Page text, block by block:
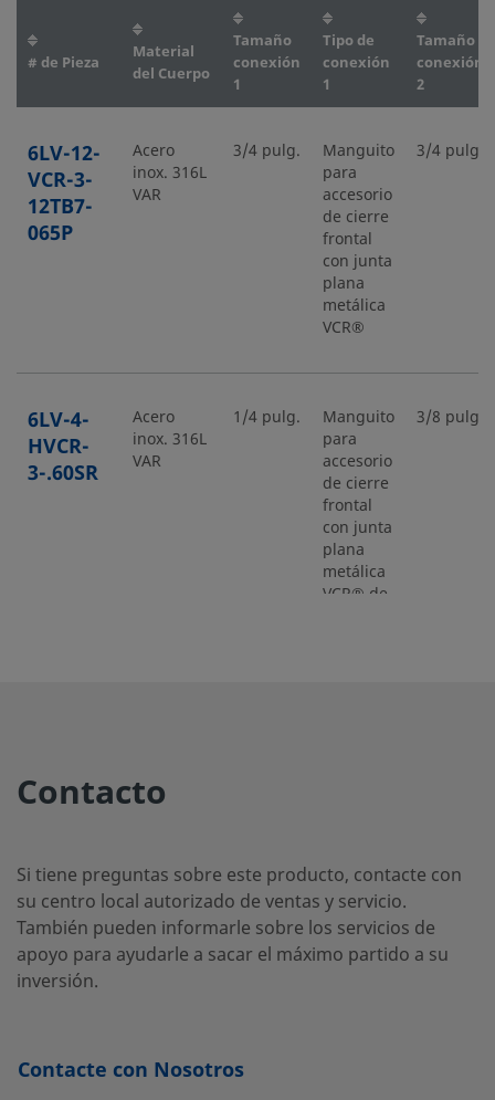
# de Pieza
Material
del Cuerpo
Tamaño
conexión
1
Tipo de
conexión
1
Tamaño
conexión
2
6LV-12-
VCR-3-
12TB7-
065P
Acero
inox. 316L
VAR
3/4 pulg.
Manguito
para
accesorio
de cierre
frontal
con junta
plana
metálica
VCR®
3/4 pulg.
6LV-4-
HVCR-
3-.60SR
Acero
inox. 316L
VAR
1/4 pulg.
Manguito
para
accesorio
de cierre
frontal
con junta
plana
metálica
VCR® de
3/8 pulg.
3-.60SRP
metálica
VCR® de
alto
caudal
HVCR-3-
inox. 316L
VAR
Contacto
Si tiene preguntas sobre este producto, contacte con
su centro local autorizado de ventas y servicio.
También pueden informarle sobre los servicios de
apoyo para ayudarle a sacar el máximo partido a su
inversión.
Contacte con Nosotros